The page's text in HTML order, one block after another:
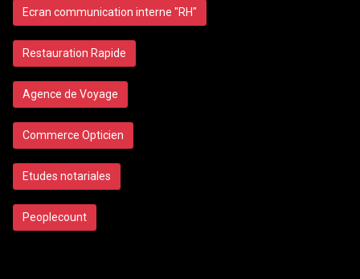
Ecran communication interne "RH"
Restauration Rapide
Agence de Voyage
Commerce Opticien
Etudes notariales
Peoplecount